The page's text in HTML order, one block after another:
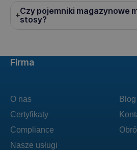
Czy pojemniki magazynowe
stosy?
Firma
O nas
Certyfikaty
Compliance
Nasze usługi
Blog